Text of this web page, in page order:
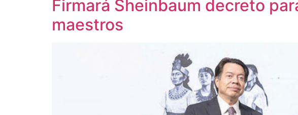
Firmará Sheinbaum decreto
maestros